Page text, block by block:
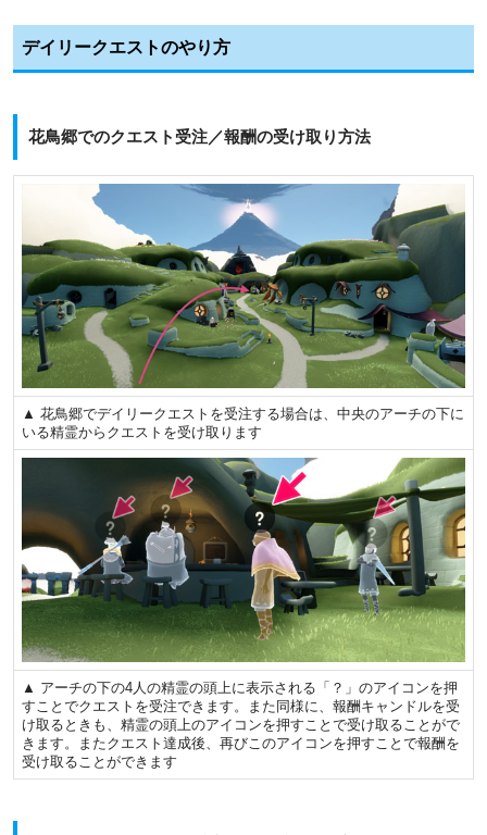
デイリークエストのやり方
花鳥郷でのクエスト受注／報酬の受け取り方法
▲ 花鳥郷でデイリークエストを受注する場合は、中央のアーチの下に
いる精霊からクエストを受け取ります
▲ アーチの下の4人の精霊の頭上に表示される「？」のアイコンを押
すことでクエストを受注できます。また同様に、報酬キャンドルを受
け取るときも、精霊の頭上のアイコンを押すことで受け取ることがで
きます。またクエスト達成後、再びこのアイコンを押すことで報酬を
受け取ることができます